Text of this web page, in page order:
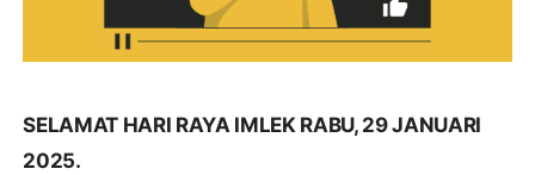
SELAMAT HARI RAYA IMLEK RABU, 29 JANUARI
2025.